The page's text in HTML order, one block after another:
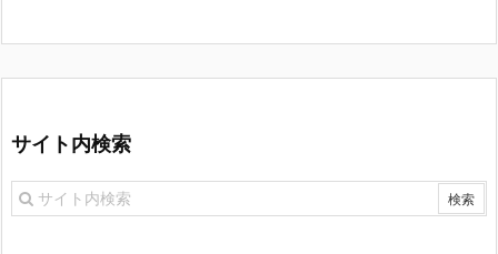
サイト内検索